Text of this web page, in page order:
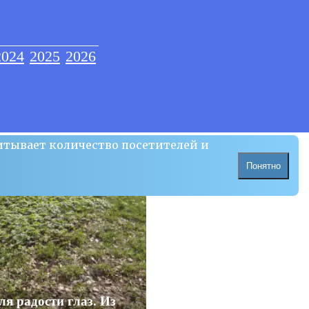
2025 2026
количество посетителей и
Понятно
радости глаз. Из